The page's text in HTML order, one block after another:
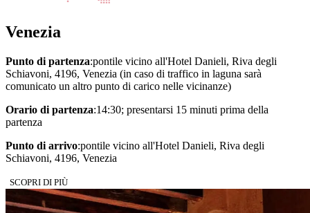
Venezia
Punto di partenza:pontile vicino all'Hotel Danieli, Riva degli
Schiavoni, 4196, Venezia (in caso di traffico in laguna sarà
comunicato un altro punto di carico nelle vicinanze)
Orario di partenza:14:30; presentarsi 15 minuti prima della
partenza
Punto di arrivo:pontile vicino all'Hotel Danieli, Riva degli
Schiavoni, 4196, Venezia
SCOPRI DI PIÙ